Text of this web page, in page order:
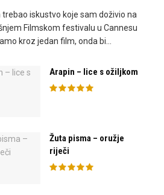
trebao iskustvo koje sam doživio na
Filmskom festivalu u Cannesu
kroz jedan film, onda bi...
Arapin – lice s ožiljkom
Žuta pisma – oružje
riječi